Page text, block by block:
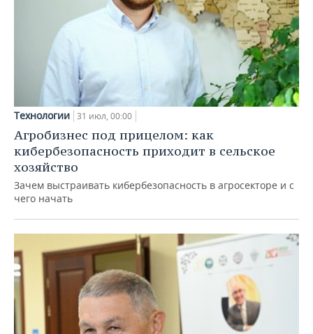
Технологии 31 июл, 00:00
Агробизнес под прицелом: как
кибербезопасность приходит в сельское
хозяйство
Зачем выстраивать кибербезопасность в агросекторе и с
чего начать